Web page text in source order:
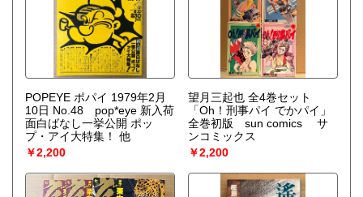
POPEYE ポパイ 1979年2月
10日 No.48 pop*eye 新入荷
面白ばなし一挙公開 ポッ
プ・アイ大特集！ 他
￥2,200
望月三起也 全4巻セット
「Oh！刑事パイ でかパイ」
全巻初版 sun comics サ
ンコミックス
￥2,200